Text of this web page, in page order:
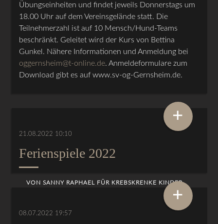
Übungseinheiten und findet jeweils Donnerstags um
18.00 Uhr auf dem Vereinsgelände statt. Die
Teilnehmerzahl ist auf 10 Mensch/Hund-Teams
beschränkt. Geleitet wird der Kurs von Bettina
Gunkel. Nähere Informationen und Anmeldung bei
oggernsheim@t-online.de. Anmeldeformulare zum
Download gibt es auf www.sv-og-Gernsheim.de.
21.08.2022 10:10
Ferienspiele 2022
+
VON SANNY RAPHAEL FÜR KREBSKRENKE KINDER
08.07.2022 19:57
+